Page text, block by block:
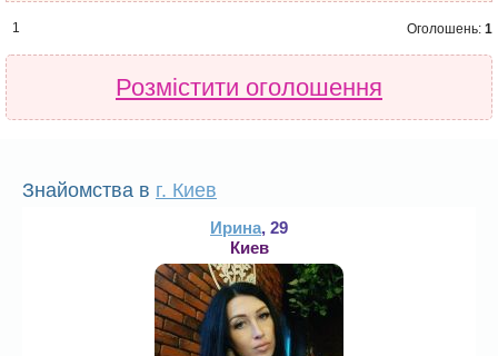
Оголошень: 1
1
Розмістити оголошення
Знайомства в г. Киев
Ирина, 29
Киев